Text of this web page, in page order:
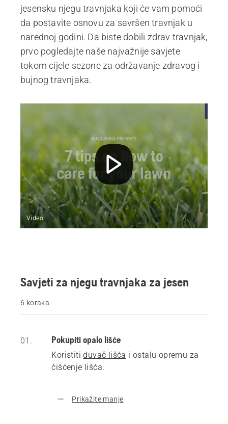
jesensku njegu travnjaka koji će vam pomoći
da postavite osnovu za savršen travnjak u
narednoj godini. Da biste dobili zdrav travnjak,
prvo pogledajte naše najvažnije savjete
tokom cijele sezone za održavanje zdravog i
bujnog travnjaka.
Video
Savjeti za njegu travnjaka za jesen
6 koraka
01. Pokupiti opalo lišće
Koristitiduvač lišća i ostalu opremu za
čišćenje lišća.
Prikažite manje